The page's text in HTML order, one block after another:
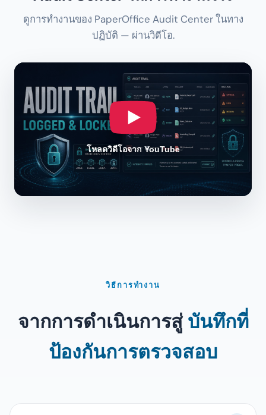
ดูการทำงานของ PaperOffice Audit Center ในทาง
ปฏิบัติ — ผ่านวิดีโอ.
โหลดวิดีโอจาก YouTube
วิธีการทำงาน
จากการดำเนินการสู่บันทึกที่
ป้องกันการตรวจสอบ